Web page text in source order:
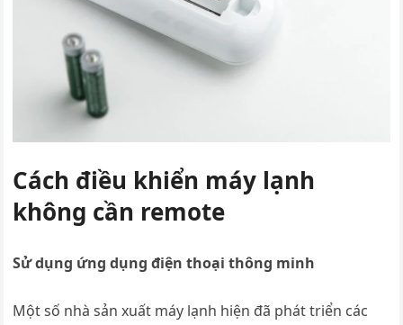
Cách điều khiển máy lạnh
không cần remote
Sử dụng ứng dụng điện thoại thông minh
Một số nhà sản xuất máy lạnh hiện đã phát triển các